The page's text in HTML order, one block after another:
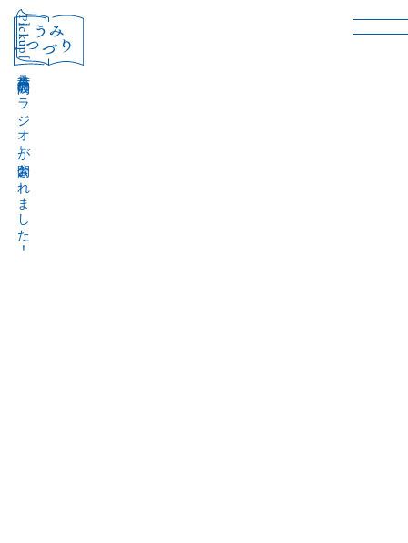
［Pickup］
音声作品『波間のラジオ』が公開されました！